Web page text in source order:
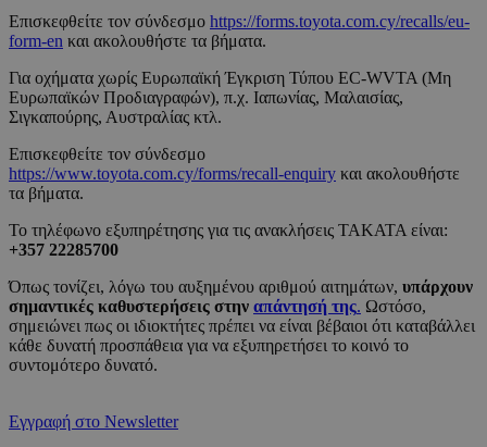
Επισκεφθείτε τον σύνδεσμο https://forms.toyota.com.cy/recalls/eu-
form-en και ακολουθήστε τα βήματα.
Για οχήματα χωρίς Ευρωπαϊκή Έγκριση Τύπου EC-WVTA (Μη
Ευρωπαϊκών Προδιαγραφών), π.χ. Ιαπωνίας, Μαλαισίας,
Σιγκαπούρης, Αυστραλίας κτλ.
Επισκεφθείτε τον σύνδεσμο
https://www.toyota.com.cy/forms/recall-enquiry και ακολουθήστε
τα βήματα.
Το τηλέφωνο εξυπηρέτησης για τις ανακλήσεις ΤΑΚΑΤΑ είναι:
+357 22285700
Όπως τονίζει, λόγω του αυξημένου αριθμού αιτημάτων, υπάρχουν
σημαντικές καθυστερήσεις στην απάντησή της. Ωστόσο,
σημειώνει πως οι ιδιοκτήτες πρέπει να είναι βέβαιοι ότι καταβάλλει
κάθε δυνατή προσπάθεια για να εξυπηρετήσει το κοινό το
συντομότερο δυνατό.
Εγγραφή στο Newsletter